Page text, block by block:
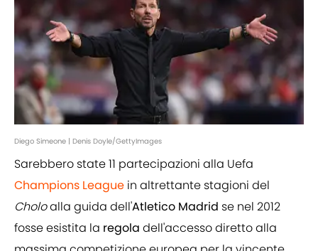
Diego Simeone | Denis Doyle/GettyImages
Sarebbero state 11 partecipazioni alla Uefa
Champions League in altrettante stagioni del
Choloalla guida dell'Atletico Madrid se nel 2012
fosse esistita la regola dell'accesso diretto alla